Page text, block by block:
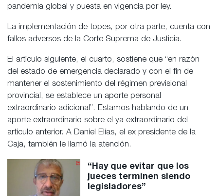
pandemia global y puesta en vigencia por ley.
La implementación de topes, por otra parte, cuenta con
fallos adversos de la Corte Suprema de Justicia.
El artículo siguiente, el cuarto, sostiene que “en razón
del estado de emergencia declarado y con el fin de
mantener el sostenimiento del régimen previsional
provincial, se establece un aporte personal
extraordinario adicional”. Estamos hablando de un
aporte extraordinario sobre el ya extraordinario del
artículo anterior. A Daniel Elías, el ex presidente de la
Caja, también le llamó la atención.
“Hay que evitar que los
jueces terminen siendo
legisladores”